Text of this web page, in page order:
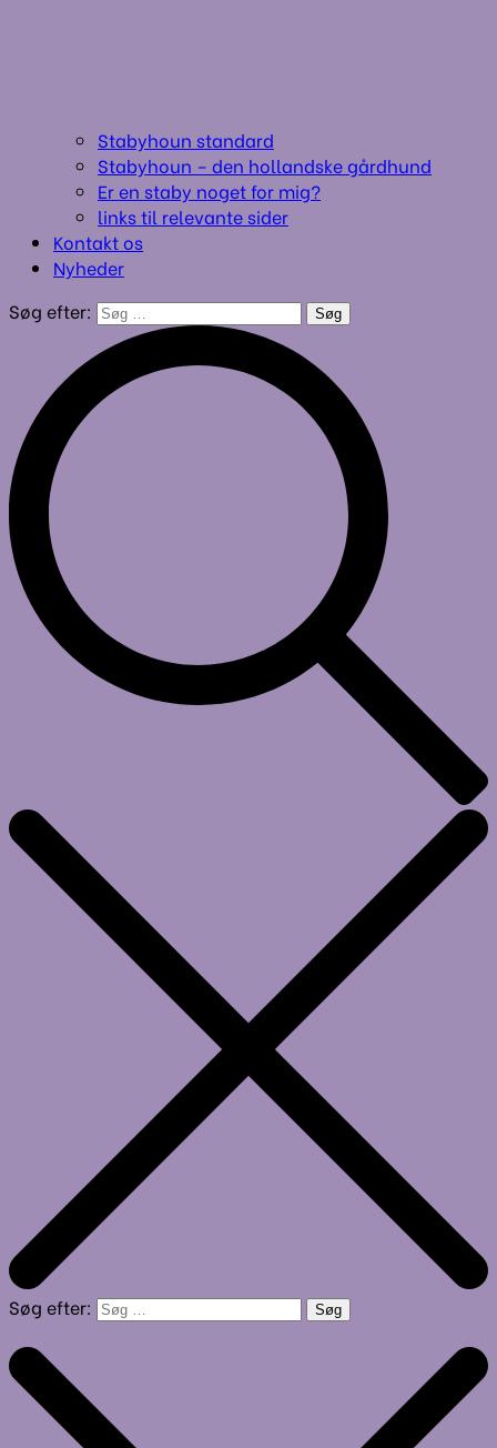
Stabyhoun standard
Stabyhoun – den hollandske gårdhund
Er en staby noget for mig?
links til relevante sider
Kontakt os
Nyheder
Søg efter:
Søg efter: